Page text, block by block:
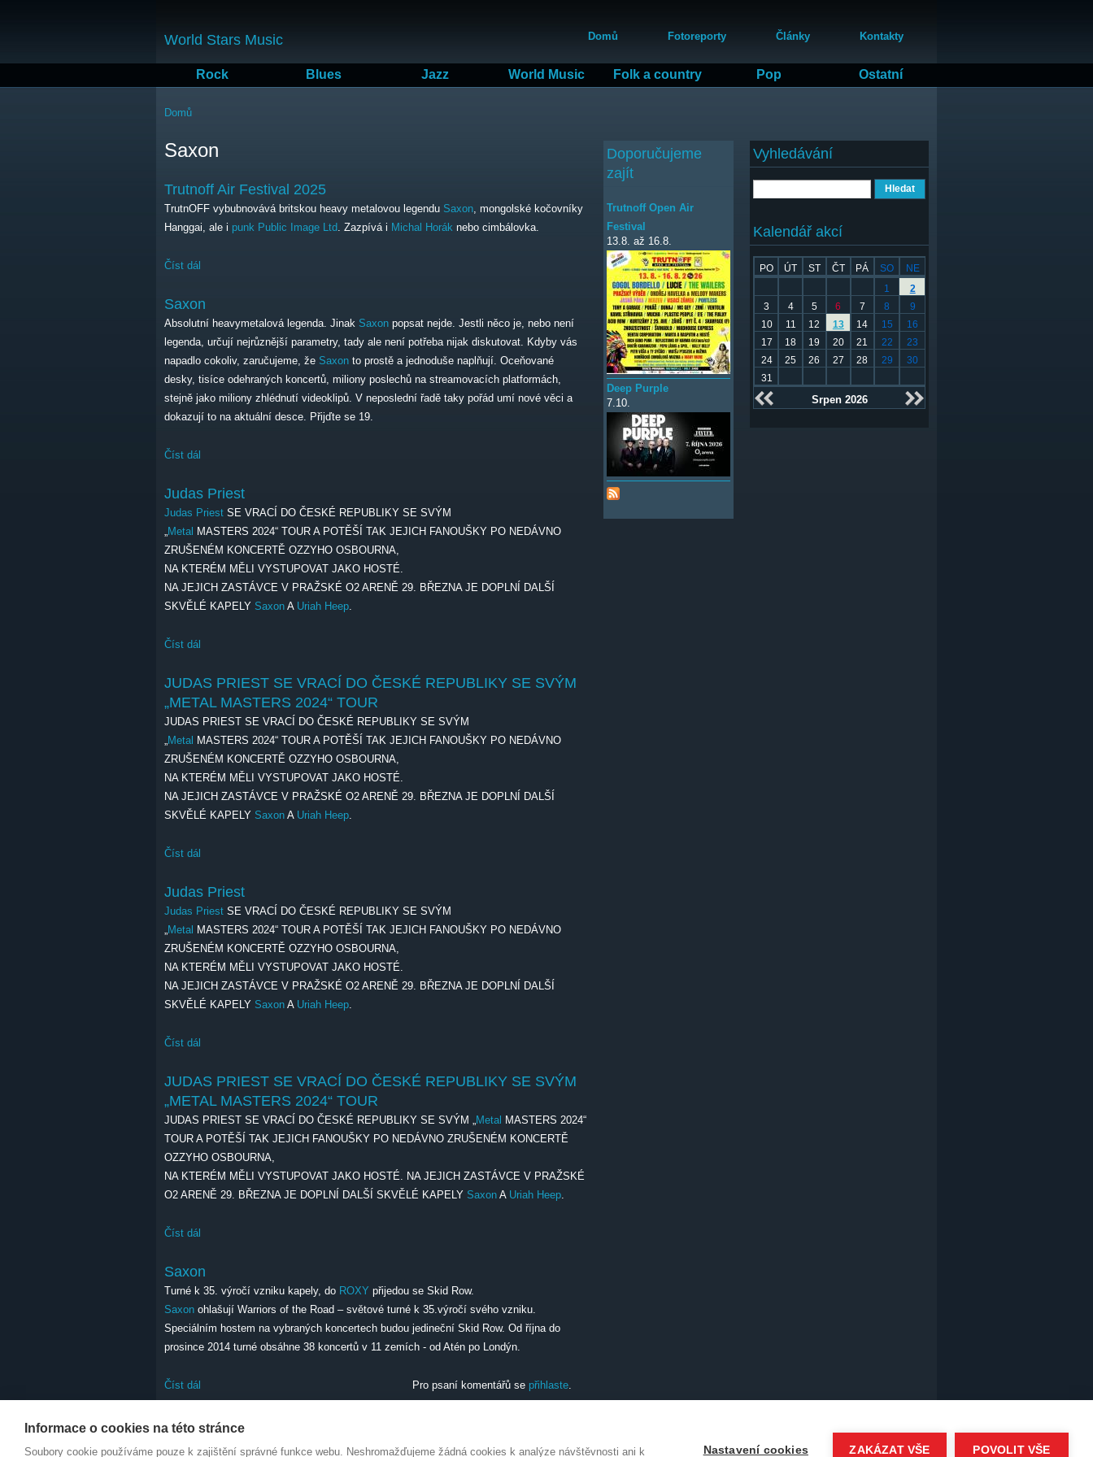
obsahu
World Stars Music Domů Fotoreporty Články Kontakty
Rock Blues Jazz World Music Folk a country Pop Ostatní
Jste zde
Domů
Saxon
Trutnoff Air Festival 2025
TrutnOFF vybubnovává britskou heavy metalovou legendu Saxon, mongolské kočovníky
Hanggai, ale i punk Public Image Ltd. Zazpívá i Michal Horák nebo cimbálovka.
Číst dál
Saxon
Absolutní heavymetalová legenda. Jinak Saxon popsat nejde. Jestli něco je, nebo není
legenda, určují nejrůznější parametry, tady ale není potřeba nijak diskutovat. Kdyby vás
napadlo cokoliv, zaručujeme, že Saxon to prostě a jednoduše naplňují. Oceňované
desky, tisíce odehraných koncertů, miliony poslechů na streamovacích platformách,
stejně jako miliony zhlédnutí videoklipů. V neposlední řadě taky pořád umí nové věci a
dokazují to na aktuální desce. Přijďte se 19.
Číst dál
Judas Priest
Judas Priest SE VRACÍ DO ČESKÉ REPUBLIKY SE SVÝM
„Metal MASTERS 2024“ TOUR A POTĚŠÍ TAK JEJICH FANOUŠKY PO NEDÁVNO
ZRUŠENÉM KONCERTĚ OZZYHO OSBOURNA,
NA KTERÉM MĚLI VYSTUPOVAT JAKO HOSTÉ.
NA JEJICH ZASTÁVCE V PRAŽSKÉ O2 ARENĚ 29. BŘEZNA JE DOPLNÍ DALŠÍ
SKVĚLÉ KAPELY Saxon A Uriah Heep.
Číst dál
JUDAS PRIEST SE VRACÍ DO ČESKÉ REPUBLIKY SE SVÝM
„METAL MASTERS 2024“ TOUR
JUDAS PRIEST SE VRACÍ DO ČESKÉ REPUBLIKY SE SVÝM
„Metal MASTERS 2024“ TOUR A POTĚŠÍ TAK JEJICH FANOUŠKY PO NEDÁVNO
ZRUŠENÉM KONCERTĚ OZZYHO OSBOURNA,
NA KTERÉM MĚLI VYSTUPOVAT JAKO HOSTÉ.
NA JEJICH ZASTÁVCE V PRAŽSKÉ O2 ARENĚ 29. BŘEZNA JE DOPLNÍ DALŠÍ
SKVĚLÉ KAPELY Saxon A Uriah Heep.
Číst dál
Judas Priest
Judas Priest SE VRACÍ DO ČESKÉ REPUBLIKY SE SVÝM
„Metal MASTERS 2024“ TOUR A POTĚŠÍ TAK JEJICH FANOUŠKY PO NEDÁVNO
ZRUŠENÉM KONCERTĚ OZZYHO OSBOURNA,
NA KTERÉM MĚLI VYSTUPOVAT JAKO HOSTÉ.
NA JEJICH ZASTÁVCE V PRAŽSKÉ O2 ARENĚ 29. BŘEZNA JE DOPLNÍ DALŠÍ
SKVĚLÉ KAPELY Saxon A Uriah Heep.
Číst dál
JUDAS PRIEST SE VRACÍ DO ČESKÉ REPUBLIKY SE SVÝM
„METAL MASTERS 2024“ TOUR
JUDAS PRIEST SE VRACÍ DO ČESKÉ REPUBLIKY SE SVÝM „Metal MASTERS 2024“
TOUR A POTĚŠÍ TAK JEJICH FANOUŠKY PO NEDÁVNO ZRUŠENÉM KONCERTĚ
OZZYHO OSBOURNA,
NA KTERÉM MĚLI VYSTUPOVAT JAKO HOSTÉ. NA JEJICH ZASTÁVCE V PRAŽSKÉ
O2 ARENĚ 29. BŘEZNA JE DOPLNÍ DALŠÍ SKVĚLÉ KAPELY Saxon A Uriah Heep.
Číst dál
Saxon
Turné k 35. výročí vzniku kapely, do ROXY přijedou se Skid Row.
Saxon ohlašují Warriors of the Road – světové turné k 35.výročí svého vzniku.
Speciálním hostem na vybraných koncertech budou jedineční Skid Row. Od října do
prosince 2014 turné obsáhne 38 koncertů v 11 zemích - od Atén po Londýn.
Číst dál Pro psaní komentářů se přihlaste.
Vyhledávání
Kalendář akcí
PO ÚT ST ČT PÁ SO
NE
1
2
3
4 5 6 7 8
9
10
11 12 13 14 15
16
17
18 19 20 21 22
23
24
25 26 27 28 29
30
31
Srpen 2026
Doporučujeme
zajít
Trutnoff Open Air
Festival
13.8. až 16.8.
Deep Purple
7.10.
Informace o cookies na této stránce
Soubory cookie používáme pouze k zajištění správné funkce webu. Neshromažďujeme žádná cookies k analýze návštěvnosti ani k Nastavení cookies ZAKÁZAT VŠE POVOLIT VŠE